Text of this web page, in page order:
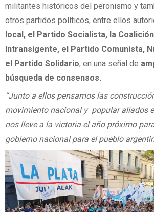
militantes históricos del peronismo y
otros partidos políticos, entre ellos
local, el Partido Socialista, la
Intransigente, el Partido Comunista,
el Partido Solidario, en una señal de
búsqueda de consensos.
“Junto a ellos pensamos las
movimiento nacional y popular aliados
nos lleve a la victoria el año próximo
gobierno nacional para el pueblo